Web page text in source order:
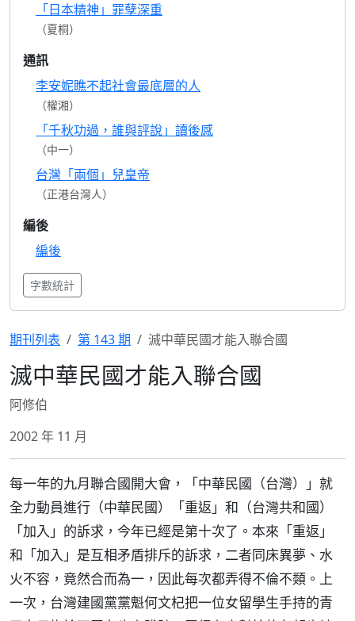
「日本精神」罪孽深重
（夏桐）
通訊
李安妮瞧不起社會最底層的人
（權湘）
「千秋功過，誰與評說」讀後感
（中一）
台灣「兩個」兒皇帝
（正港台灣人）
編後
編後
字數統計
期刊列表 第 143 期 滅中華民國才能入聯合國
滅中華民國才能入聯合國
阿修伯
2002 年 11 月
每一年的九月聯合國開大會，「中華民國（台灣）」就
全力動員進行（中華民國）「重返」和（台灣共和國）
「加入」的訴求，今年已經是第十次了。本來「重返」
和「加入」是互相矛盾排斥的訴求，二者同床異夢、水
火不容，竟然合而為一，因此每次都弄得不倫不類。上
一次，台灣建國黨黨魁何文杞把一位女留學生手持的青